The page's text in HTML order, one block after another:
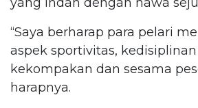
“Saya berharap para pelari
aspek sportivitas,
kekompakan dan sesama
harapnya.